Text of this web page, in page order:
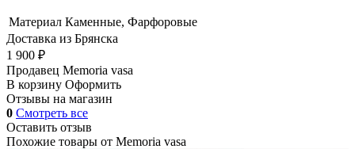
Материал Каменные, Фарфоровые
Доставка из Брянска
1 900 ₽
Продавец Memoria vasa
В корзину Оформить
Отзывы на магазин
0 Смотреть все
Оставить отзыв
Похожие товары от Memoria vasa